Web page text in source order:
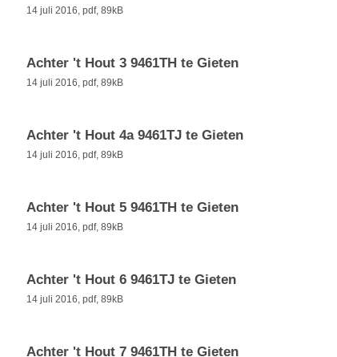
14 juli 2016, pdf, 89kB
Achter 't Hout 3 9461TH te Gieten
14 juli 2016, pdf, 89kB
Achter 't Hout 4a 9461TJ te Gieten
14 juli 2016, pdf, 89kB
Achter 't Hout 5 9461TH te Gieten
14 juli 2016, pdf, 89kB
Achter 't Hout 6 9461TJ te Gieten
14 juli 2016, pdf, 89kB
Achter 't Hout 7 9461TH te Gieten